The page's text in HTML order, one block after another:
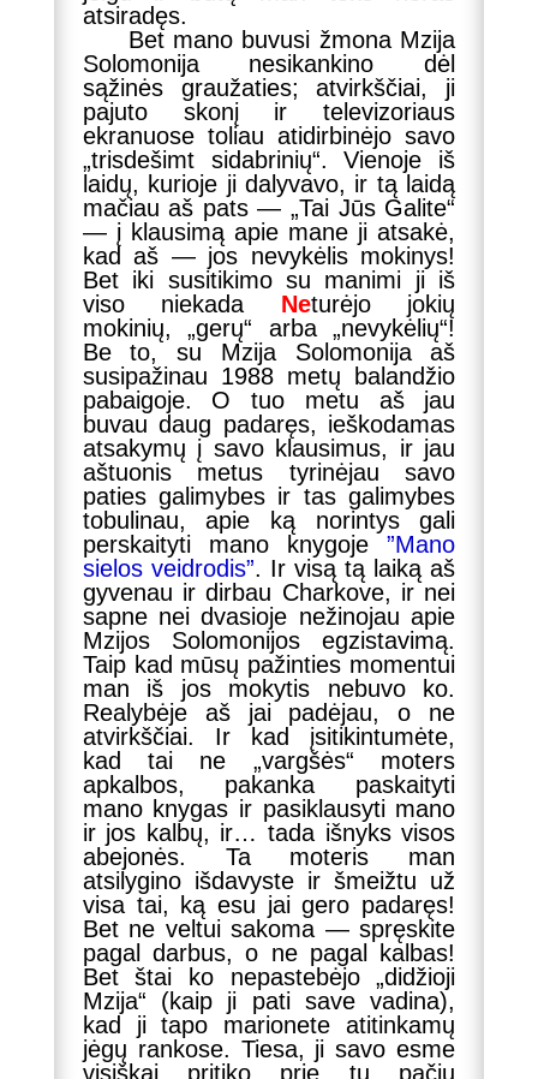
atsiradęs.
Bet mano buvusi žmona Mzija
Solomonija nesikankino dėl
sąžinės graužaties; atvirkščiai, ji
pajuto skonį ir televizoriaus
ekranuose toliau atidirbinėjo savo
„trisdešimt sidabrinių“. Vienoje iš
laidų, kurioje ji dalyvavo, ir tą laidą
mačiau aš pats — „Tai Jūs Galite“
— į klausimą apie mane ji atsakė,
kad aš — jos nevykėlis mokinys!
Bet iki susitikimo su manimi ji iš
viso niekada Neturėjo jokių
mokinių, „gerų“ arba „nevykėlių“!
Be to, su Mzija Solomonija aš
susipažinau 1988 metų balandžio
pabaigoje. O tuo metu aš jau
buvau daug padaręs, ieškodamas
atsakymų į savo klausimus, ir jau
aštuonis metus tyrinėjau savo
paties galimybes ir tas galimybes
tobulinau, apie ką norintys gali
perskaityti mano knygoje”Mano
sielos veidrodis”. Ir visą tą laiką aš
gyvenau ir dirbau Charkove, ir nei
sapne nei dvasioje nežinojau apie
Mzijos Solomonijos egzistavimą.
Taip kad mūsų pažinties momentui
man iš jos mokytis nebuvo ko.
Realybėje aš jai padėjau, o ne
atvirkščiai. Ir kad įsitikintumėte,
kad tai ne „vargšės“ moters
apkalbos, pakanka paskaityti
mano knygas ir pasiklausyti mano
ir jos kalbų, ir… tada išnyks visos
abejonės. Ta moteris man
atsilygino išdavyste ir šmeižtu už
visa tai, ką esu jai gero padaręs!
Bet ne veltui sakoma — spręskite
pagal darbus, o ne pagal kalbas!
Bet štai ko nepastebėjo „didžioji
Mzija“ (kaip ji pati save vadina),
kad ji tapo marionete atitinkamų
jėgų rankose. Tiesa, ji savo esme
visiškai pritiko prie tų pačių